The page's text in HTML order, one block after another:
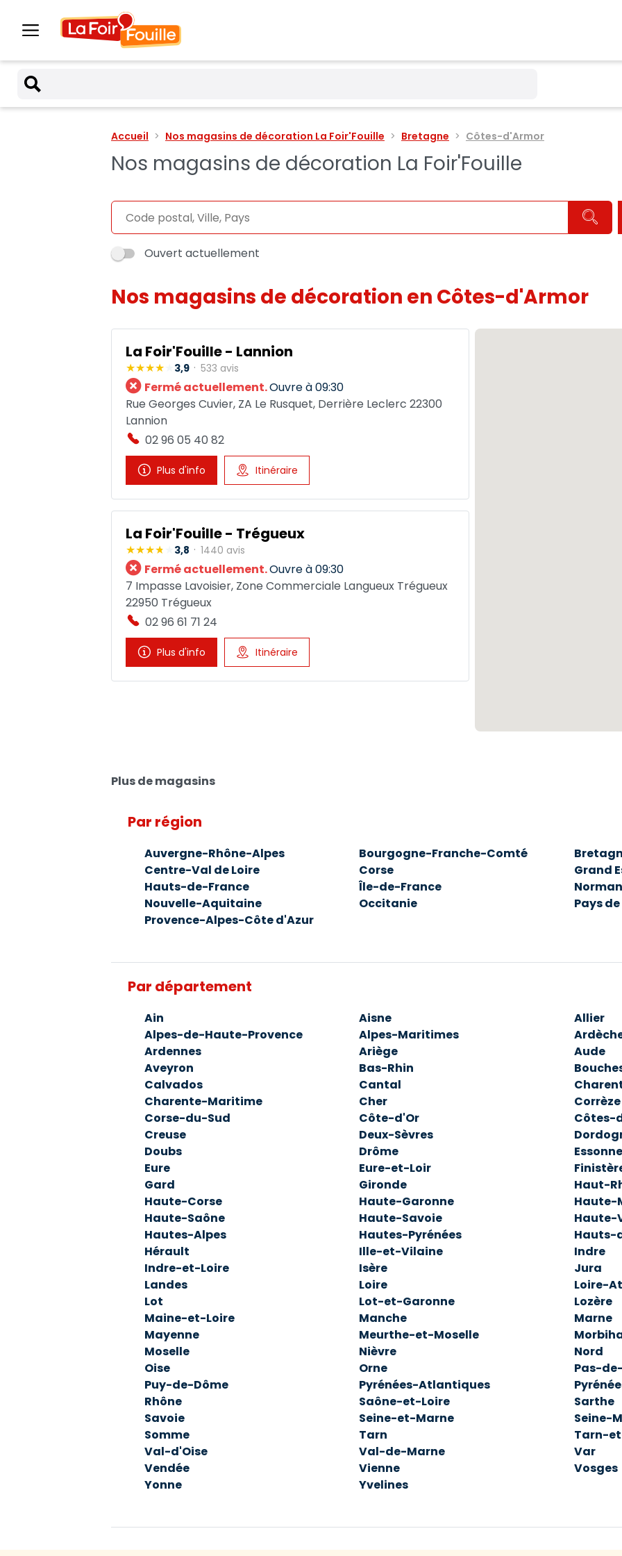
Accueil Nos magasins de décoration La Foir'Fouille Bretagne Côtes-d'Armor
Nos magasins de décoration La Foir'Fouille
Ouvert actuellement
Nos magasins de décoration en Côtes-d'Armor
La Foir'Fouille - Lannion
3,9 533 avis
Fermé actuellement.Ouvre à 09:30
Rue Georges Cuvier, ZA Le Rusquet, Derrière Leclerc 22300
Lannion
02 96 05 40 82
Plus d'info Itinéraire
La Foir'Fouille - Trégueux
3,8 1440 avis
Fermé actuellement.Ouvre à 09:30
7 Impasse Lavoisier, Zone Commerciale Langueux Trégueux
22950 Trégueux
02 96 61 71 24
Plus d'info Itinéraire
Plus de magasins
Par région
Auvergne-Rhône-Alpes Bourgogne-Franche-Comté
Centre-Val de Loire
Corse
Grand
Hauts-de-France
Île-de-France
Nouvelle-Aquitaine
Occitanie
Pays
Provence-Alpes-Côte d'Azur
Par département
Ain Aisne
Allier
Alpes-de-Haute-Provence
Alpes-Maritimes
Ardennes
Ariège
Aude
Aveyron
Bas-Rhin
Calvados
Cantal
Charente-Maritime
Cher
Corrèze
Corse-du-Sud
Côte-d'Or
Côtes-
Creuse
Deux-Sèvres
Doubs
Drôme
Essonne
Eure
Eure-et-Loir
Gard
Gironde
Haut-
Haute-Corse
Haute-Garonne
Haute-
Haute-Saône
Haute-Savoie
Haute-
Hautes-Alpes
Hautes-Pyrénées
Hauts-
Hérault
Ille-et-Vilaine
Indre
Indre-et-Loire
Isère
Jura
Landes
Loire
Loire-
Lot
Lot-et-Garonne
Lozère
Maine-et-Loire
Manche
Marne
Mayenne
Meurthe-et-Moselle
Moselle
Nièvre
Nord
Oise
Orne
Pas-
Puy-de-Dôme
Pyrénées-Atlantiques
Rhône
Saône-et-Loire
Sarthe
Savoie
Seine-et-Marne
Seine-
Somme
Tarn
Tarn-
Val-d'Oise
Val-de-Marne
Var
Vendée
Vienne
Vosges
Yonne
Yvelines